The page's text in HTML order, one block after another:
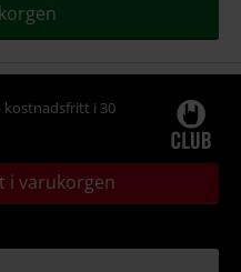
kostnadsfritt i 30
i varukorgen